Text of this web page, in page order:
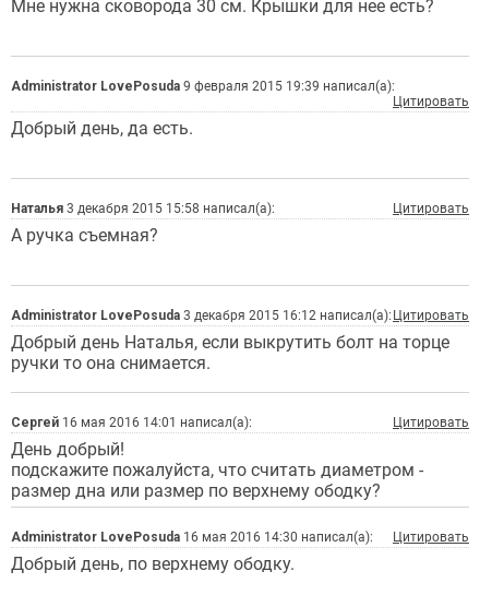
Мне нужна сковорода 30 см. Крышки для нее есть?
Administrator LovePosuda 9 февраля 2015 19:39 написал(а):
Цитировать
Добрый день, да есть.
Наталья 3 декабря 2015 15:58 написал(а): Цитировать
А ручка съемная?
Administrator LovePosuda 3 декабря 2015 16:12 написал(а): Цитировать
Добрый день Наталья, если выкрутить болт на торце
ручки то она снимается.
Сергей 16 мая 2016 14:01 написал(а): Цитировать
День добрый!
подскажите пожалуйста, что считать диаметром -
размер дна или размер по верхнему ободку?
Administrator LovePosuda 16 мая 2016 14:30 написал(а): Цитировать
Добрый день, по верхнему ободку.